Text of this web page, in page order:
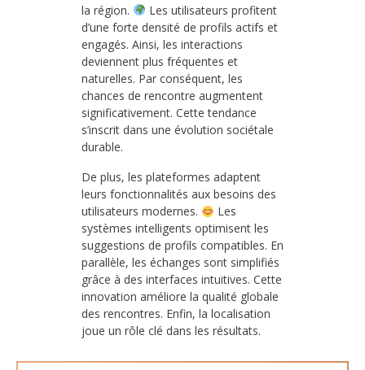
la région.
Les utilisateurs profitent
d’une forte densité de profils actifs et
engagés. Ainsi, les interactions
deviennent plus fréquentes et
naturelles. Par conséquent, les
chances de rencontre augmentent
significativement. Cette tendance
s’inscrit dans une évolution sociétale
durable.
De plus, les plateformes adaptent
leurs fonctionnalités aux besoins des
utilisateurs modernes.
Les
systèmes intelligents optimisent les
suggestions de profils compatibles. En
parallèle, les échanges sont simplifiés
grâce à des interfaces intuitives. Cette
innovation améliore la qualité globale
des rencontres. Enfin, la localisation
joue un rôle clé dans les résultats.